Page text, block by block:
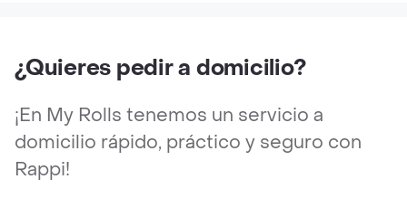
¿Quieres pedir a domicilio?
¡En My Rolls tenemos un servicio a
domicilio rápido, práctico y seguro con
Rappi!